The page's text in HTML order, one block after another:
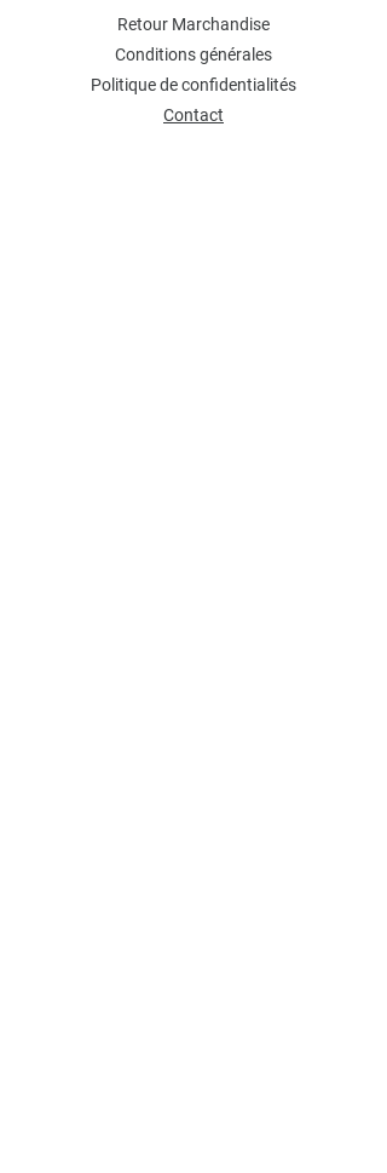
Retour Marchandise
Conditions générales
Politique de confidentialités
Contact